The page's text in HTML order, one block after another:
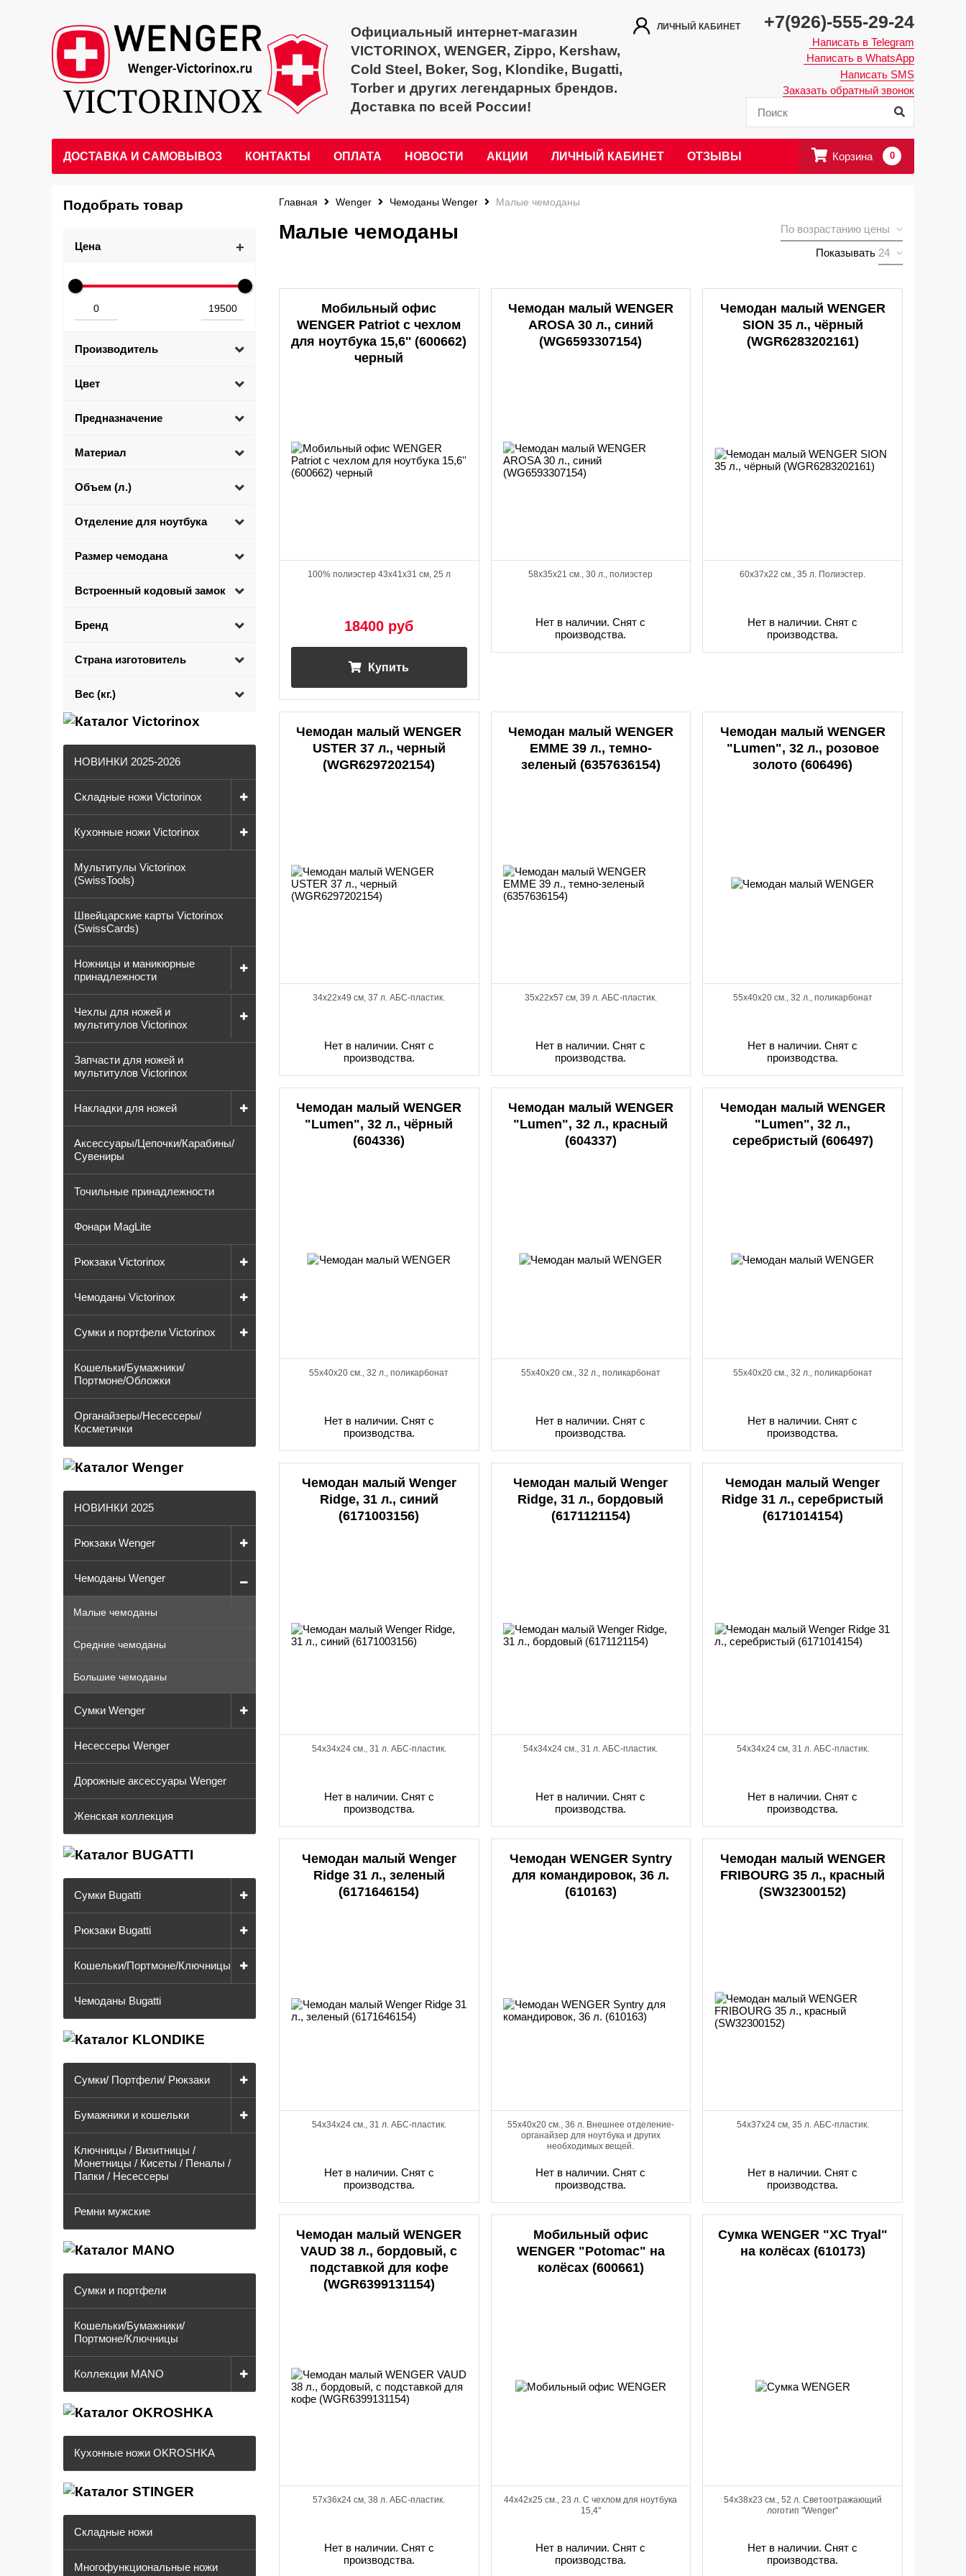
Официальный интернет-магазин
VICTORINOX, WENGER, Zippo, Kershaw,
Cold Steel, Boker, Sog, Klondike, Bugatti,
Torber и других легендарных брендов.
Доставка по всей России!
ЛИЧНЫЙ КАБИНЕТ +7(926)-555-29-24
Написать в Telegram
Написать в WhatsApp
Написать SMS
Заказать обратный звонок
ДОСТАВКА И САМОВЫВОЗ КОНТАКТЫ ОПЛАТА НОВОСТИ АКЦИИ ЛИЧНЫЙ КАБИНЕТ ОТЗЫВЫ Корзина 0
Подобрать товар
Цена +
Производитель
Цвет
Предназначение
Материал
Объем (л.)
Отделение для ноутбука
Размер чемодана
Встроенный кодовый замок
Бренд
Страна изготовитель
Вес (кг.)
НОВИНКИ 2025-2026
Складные ножи Victorinox
Кухонные ножи Victorinox
Мультитулы Victorinox
(SwissTools)
Швейцарские карты Victorinox
(SwissCards)
Ножницы и маникюрные
принадлежности
Чехлы для ножей и
мультитулов Victorinox
Запчасти для ножей и
мультитулов Victorinox
Накладки для ножей
Аксессуары/Цепочки/Карабины/
Сувениры
Точильные принадлежности
Фонари MagLite
Рюкзаки Victorinox
Чемоданы Victorinox
Сумки и портфели Victorinox
Кошельки/Бумажники/
Портмоне/Обложки
Органайзеры/Несессеры/
Косметички
НОВИНКИ 2025
Рюкзаки Wenger
Чемоданы Wenger
Малые чемоданы
Средние чемоданы
Большие чемоданы
Сумки Wenger
Несессеры Wenger
Дорожные аксессуары Wenger
Женская коллекция
Сумки Bugatti
Рюкзаки Bugatti
Кошельки/Портмоне/Ключницы
Чемоданы Bugatti
Сумки/ Портфели/ Рюкзаки
Бумажники и кошельки
Ключницы / Визитницы /
Монетницы / Кисеты / Пеналы /
Папки / Несессеры
Ремни мужские
Сумки и портфели
Кошельки/Бумажники/
Портмоне/Ключницы
Коллекции MANO
Кухонные ножи OKROSHKA
Складные ножи
Многофункциональные ножи
Главная Wenger Чемоданы Wenger Малые чемоданы
Малые чемоданы
Показывать
Мобильный офис
WENGER Patriot с чехлом
для ноутбука 15,6'' (600662)
черный
100% полиэстер 43х41х31 см, 25 л
18400 руб
Купить
Чемодан малый WENGER
AROSA 30 л., синий
(WG6593307154)
58x35x21 см., 30 л., полиэстер
Нет в наличии. Снят с
производства.
Чемодан малый WENGER
SION 35 л., чёрный
(WGR6283202161)
60x37x22 см., 35 л. Полиэстер.
Нет в наличии. Снят с
производства.
Чемодан малый WENGER
USTER 37 л., черный
(WGR6297202154)
34x22x49 см, 37 л. АБС-пластик.
Нет в наличии. Снят с
производства.
Чемодан малый WENGER
EMME 39 л., темно-
зеленый (6357636154)
35x22x57 см, 39 л. АБС-пластик.
Нет в наличии. Снят с
производства.
Чемодан малый WENGER
"Lumen", 32 л., розовое
золото (606496)
55x40x20 см., 32 л., поликарбонат
Нет в наличии. Снят с
производства.
Чемодан малый WENGER
"Lumen", 32 л., чёрный
(604336)
55x40x20 см., 32 л., поликарбонат
Нет в наличии. Снят с
производства.
Чемодан малый WENGER
"Lumen", 32 л., красный
(604337)
55x40x20 см., 32 л., поликарбонат
Нет в наличии. Снят с
производства.
Чемодан малый WENGER
"Lumen", 32 л.,
серебристый (606497)
55x40x20 см., 32 л., поликарбонат
Нет в наличии. Снят с
производства.
Чемодан малый Wenger
Ridge, 31 л., синий
(6171003156)
54x34x24 см., 31 л. АБС-пластик.
Нет в наличии. Снят с
производства.
Чемодан малый Wenger
Ridge, 31 л., бордовый
(6171121154)
54x34x24 см., 31 л. АБС-пластик.
Нет в наличии. Снят с
производства.
Чемодан малый Wenger
Ridge 31 л., серебристый
(6171014154)
54x34x24 см, 31 л. АБС-пластик.
Нет в наличии. Снят с
производства.
Чемодан малый Wenger
Ridge 31 л., зеленый
(6171646154)
54x34x24 см., 31 л. АБС-пластик.
Нет в наличии. Снят с
производства.
Чемодан WENGER Syntry
для командировок, 36 л.
(610163)
55x40x20 см., 36 л. Внешнее отделение-
органайзер для ноутбука и других
необходимых вещей.
Нет в наличии. Снят с
производства.
Чемодан малый WENGER
FRIBOURG 35 л., красный
(SW32300152)
54x37x24 см, 35 л. АБС-пластик.
Нет в наличии. Снят с
производства.
Чемодан малый WENGER
VAUD 38 л., бордовый, с
подставкой для кофе
(WGR6399131154)
57x36x24 см, 38 л. АБС-пластик.
Нет в наличии. Снят с
производства.
Мобильный офис
WENGER "Potomac" на
колёсах (600661)
44х42х25 см., 23 л. С чехлом для ноутбука
15,4"
Нет в наличии. Снят с
производства.
Сумка WENGER "XC Tryal"
на колёсах (610173)
54х38х23 см., 52 л. Светоотражающий
логотип "Wenger"
Нет в наличии. Снят с
производства.